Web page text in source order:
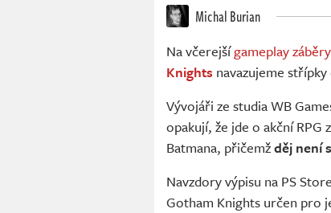
Michal Burian
Na včerejšígameplay záběry
Knights navazujeme
Vývojáři ze studia WB
opakují, že jde o akční RPG
Batmana, přičemžděj není
Navzdory výpisu na PS
Gotham Knights určen pro